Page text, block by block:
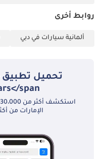
روابط أخرى
ألمانية سيارات في دبي
span>
الإمارات من أكثر من 350